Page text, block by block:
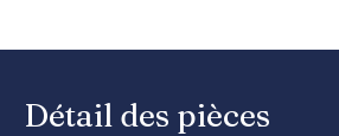
Détail des pièces